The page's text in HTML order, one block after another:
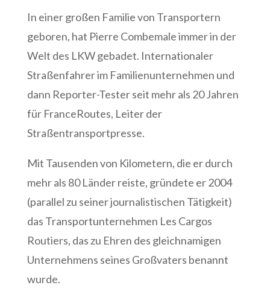
In einer großen Familie von Transportern
geboren, hat Pierre Combemale immer in der
Welt des LKW gebadet. Internationaler
Straßenfahrer im Familienunternehmen und
dann Reporter-Tester seit mehr als 20 Jahren
für FranceRoutes, Leiter der
Straßentransportpresse.
Mit Tausenden von Kilometern, die er durch
mehr als 80 Länder reiste, gründete er 2004
(parallel zu seiner journalistischen Tätigkeit)
das Transportunternehmen Les Cargos
Routiers, das zu Ehren des gleichnamigen
Unternehmens seines Großvaters benannt
wurde.